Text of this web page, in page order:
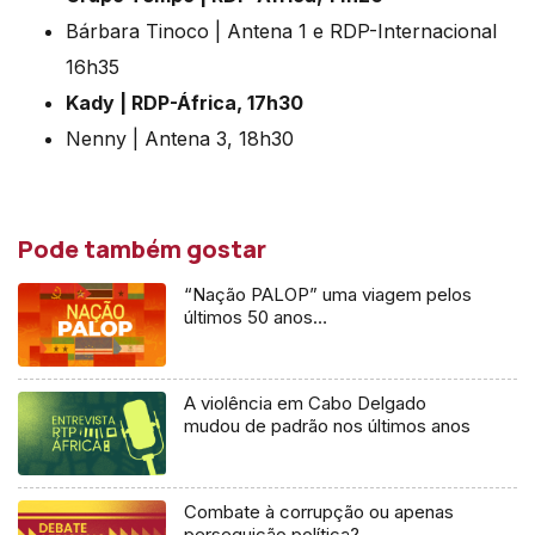
Bárbara Tinoco | Antena 1 e RDP-Internacional
16h35
Kady | RDP-África, 17h30
Nenny | Antena 3, 18h30
Pode também gostar
“Nação PALOP” uma viagem pelos
últimos 50 anos…
A violência em Cabo Delgado
mudou de padrão nos últimos anos
Combate à corrupção ou apenas